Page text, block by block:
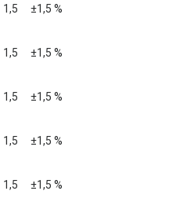
1,5 ±1,5 %
1,5 ±1,5 %
1,5 ±1,5 %
1,5 ±1,5 %
1,5 ±1,5 %